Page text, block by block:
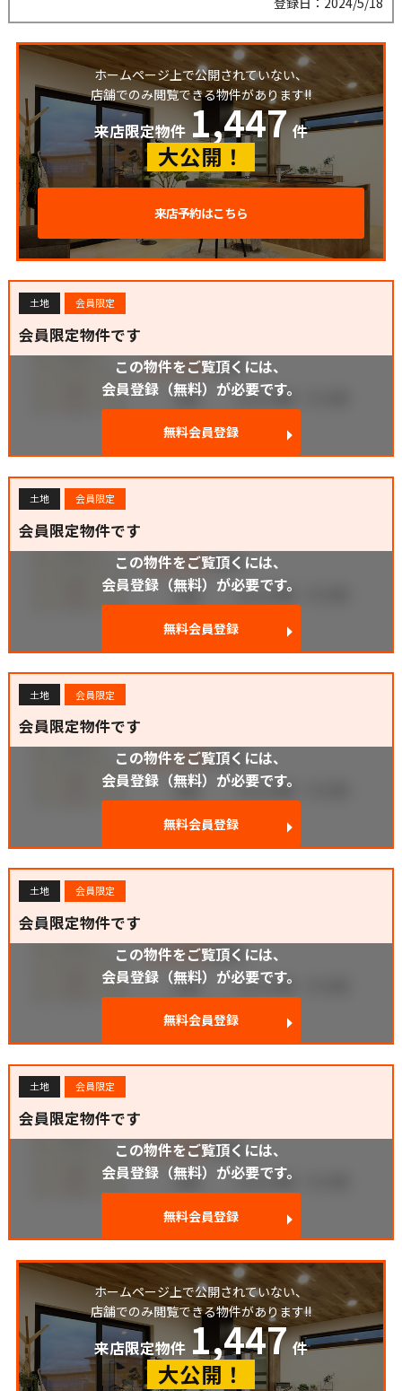
ホームページ上で公開されていない、
店舗でのみ閲覧できる物件があります!!
来店限定物件 1,447 件
大公開！
来店予約はこちら
土地 会員限定
会員限定物件です
この物件をご覧頂くには、
会員登録（無料）が必要です。
無料会員登録
土地 会員限定
会員限定物件です
この物件をご覧頂くには、
会員登録（無料）が必要です。
無料会員登録
土地 会員限定
会員限定物件です
この物件をご覧頂くには、
会員登録（無料）が必要です。
無料会員登録
土地 会員限定
会員限定物件です
この物件をご覧頂くには、
会員登録（無料）が必要です。
無料会員登録
土地 会員限定
会員限定物件です
この物件をご覧頂くには、
会員登録（無料）が必要です。
無料会員登録
ホームページ上で公開されていない、
店舗でのみ閲覧できる物件があります!!
来店限定物件 1,447 件
大公開！